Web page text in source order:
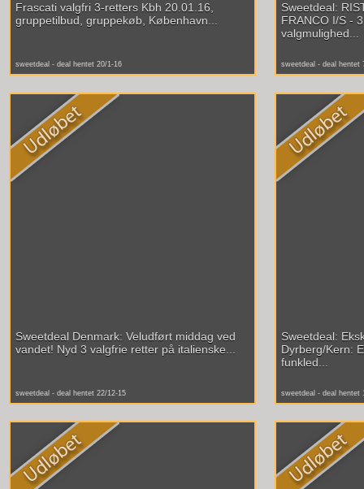
Frascati valgfri 3-retters Kbh 20.01.16,
gruppetilbud, gruppekøb, København...
sweetdeal - deal hentet 20/1-16
Sweetdeal:
FRANCO I/S -
valgmulighed...
sweetdeal - deal hentet
Sweetdeal Denmark: Veludført middag ved
vandet! Nyd 3 valgfrie retter på italienske...
sweetdeal - deal hentet 22/12-15
Sweetdeal:
Dyrberg/Kern:
funkled...
sweetdeal - deal hentet